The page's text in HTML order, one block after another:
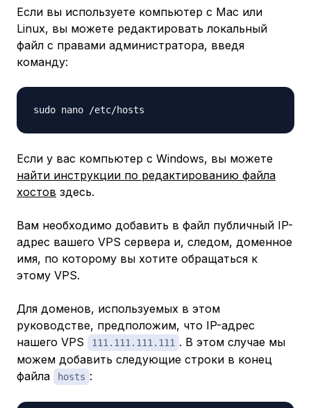
Если вы используете компьютер с Mac или
Linux, вы можете редактировать локальный
файл с правами администратора, введя
команду:
Если у вас компьютер с Windows, вы можете
найти инструкции по редактированию файла
хостов здесь.
Вам необходимо добавить в файл публичный IP-
адрес вашего VPS сервера и, следом, доменное
имя, по которому вы хотите обращаться к
этому VPS.
Для доменов, используемых в этом
руководстве, предположим, что IP-адрес
нашего VPS
111.111.111.111 . В этом случае мы
можем добавить следующие строки в конец
файла
hosts :